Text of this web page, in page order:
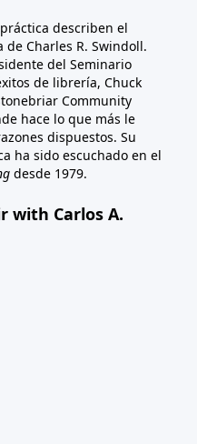
describen el
Charles R. Swindoll.
del Seminario
de librería, Chuck
Community
hace lo que más le
dispuestos. Su
ha sido escuchado en el
desde 1979.
with Carlos A.